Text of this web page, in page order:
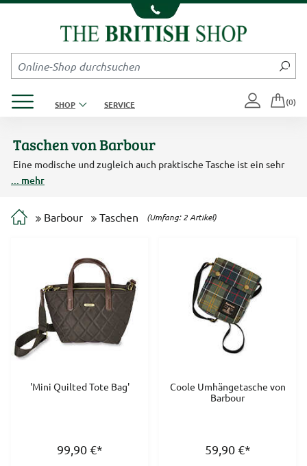
Kompletten Head der Seite überspringen
SHOP SERVICE (0)
Taschen von Barbour
Eine modische und zugleich auch praktische Tasche ist ein sehr
wichtiges Accessoire. Barbour hat das schon lange erkannt und
bietet in jeder Saison neue modische Handtaschen, praktische
modisch im angesagten Tartan Dessin - unter unseren Barbour
Bags findet sich vielleicht Ihre nächste Lieblingstasche.
... mehr
Barbour Taschen (Umfang: 2 Artikel)
'Mini Quilted Tote Bag'
99,90€*
Coole Umhängetasche von
Barbour
59,90€*